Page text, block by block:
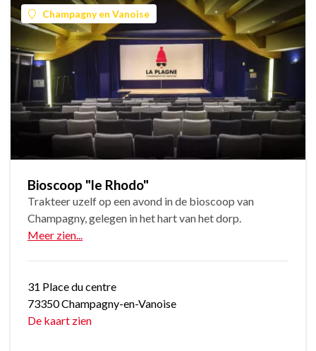
Champagny en Vanoise
Bioscoop "le Rhodo"
Trakteer uzelf op een avond in de bioscoop van
Champagny, gelegen in het hart van het dorp.
Meer zien...
31 Place du centre
73350 Champagny-en-Vanoise
De kaart zien